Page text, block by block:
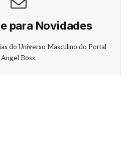
para Novidades
do Universo Masculino do Portal
Angel Boss.